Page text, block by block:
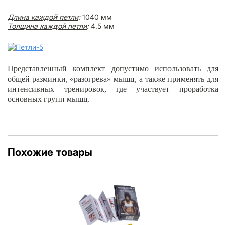
Длина каждой петли:1040 мм
Толщина каждой петли:4,5 мм
Представленный комплект допустимо использовать для
общей разминки, «разогрева» мышц, а также применять для
интенсивных тренировок, где участвует проработка
основных групп мышц.
Похожие товары